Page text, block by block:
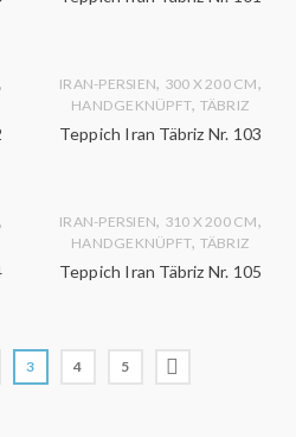
, IRAN-PERSIEN, 300 X 200 CM,
HANDGEKNÜPFT, TÄBRIZ
Teppich Iran Täbriz Nr. 103
, IRAN-PERSIEN, 310 X 200 CM,
HANDGEKNÜPFT, TÄBRIZ
Teppich Iran Täbriz Nr. 105
3 4 5